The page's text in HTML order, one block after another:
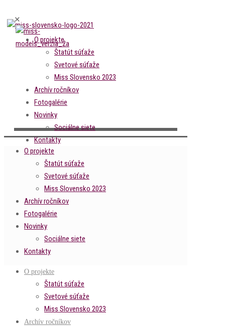
✕
O projekte
Štatút súťaže
Svetové súťaže
Miss Slovensko 2023
Archív ročníkov
Fotogalérie
Novinky
Sociálne siete
Kontakty
O projekte
Štatút súťaže
Svetové súťaže
Miss Slovensko 2023
Archív ročníkov
Fotogalérie
Novinky
Sociálne siete
Kontakty
O projekte
Štatút súťaže
Svetové súťaže
Miss Slovensko 2023
Archív ročníkov